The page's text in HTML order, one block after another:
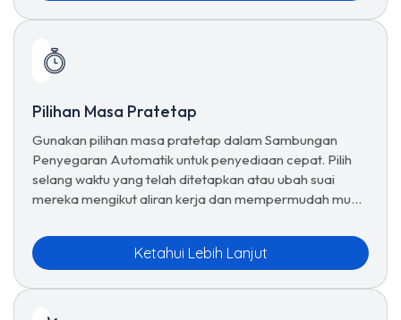
Pilihan Masa Pratetap
Gunakan pilihan masa pratetap dalam Sambungan
Penyegaran Automatik untuk penyediaan cepat. Pilih
selang waktu yang telah ditetapkan atau ubah suai
mereka mengikut aliran kerja dan mempermudah muat
Ketahui Lebih Lanjut